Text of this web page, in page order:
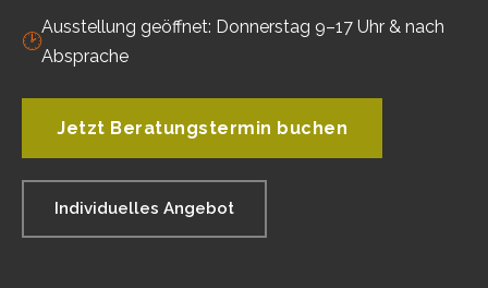
🕑
Ausstellung geöffnet: Donnerstag 9–17 Uhr & nach
Absprache
Jetzt Beratungstermin buchen
Individuelles Angebot